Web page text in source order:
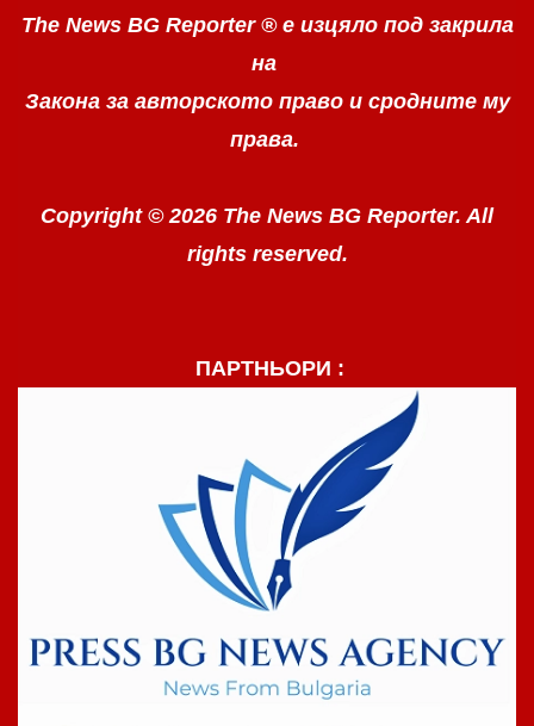
The News BG Reporter ® е изцяло под закрила
на
Закона за авторското право и сродните му
права.
Copyright © 2026 The News BG Reporter. All
rights reserved.
ПАРТНЬОРИ :